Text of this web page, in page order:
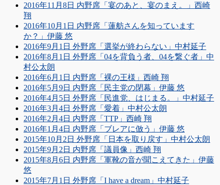
2016年11月8日 内野席「宴のあと、宴のまえ。」西崎
翔
2016年10月1日 内野席「蓮舫さんを知っています
か？」伊藤 悠
2016年9月1日 外野席「選挙が終わらない」中村延子
2016年8月1日 外野席「04を背負う者、04を繋ぐ者」中
村公太朗
2016年6月1日 内野席「裸の王様」西崎 翔
2016年5月9日 内野席「民主党の閉幕」伊藤 悠
2016年4月5日 外野席「民進党、はじまる。」中村延子
2016年3月4日 外野席「愛着」中村公太朗
2016年2月4日 内野席「TTP」西崎 翔
2016年1月4日 内野席「ブレアに倣う」伊藤 悠
2015年10月2日 外野席「日本を取り戻す」中村公太朗
2015年9月2日 内野席「議員像」西崎 翔
2015年8月6日 内野席「軍靴の音が聞こえてきた」伊藤
悠
2015年7月1日 外野席「I have a dream」中村延子